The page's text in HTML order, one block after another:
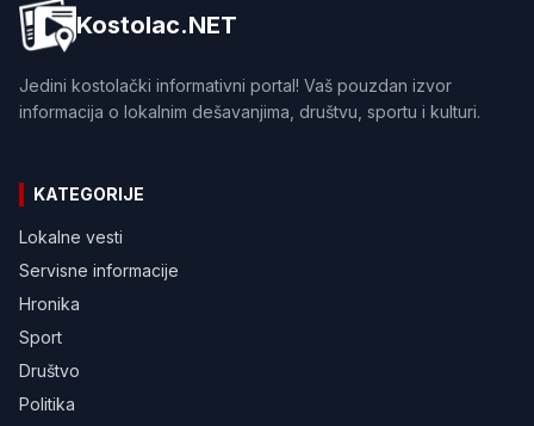
Kostolac.NET
Jedini kostolački informativni portal! Vaš pouzdan izvor
informacija o lokalnim dešavanjima, društvu, sportu i kulturi.
KATEGORIJE
Lokalne vesti
Servisne informacije
Hronika
Sport
Društvo
Politika